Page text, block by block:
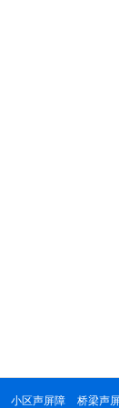
小区声屏障 桥梁声